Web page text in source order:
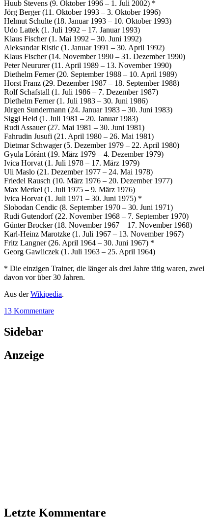
Huub Stevens (9. Oktober 1996 – 1. Juli 2002) *
Jörg Berger (11. Oktober 1993 – 3. Oktober 1996)
Helmut Schulte (18. Januar 1993 – 10. Oktober 1993)
Udo Lattek (1. Juli 1992 – 17. Januar 1993)
Klaus Fischer (1. Mai 1992 – 30. Juni 1992)
Aleksandar Ristic (1. Januar 1991 – 30. April 1992)
Klaus Fischer (14. November 1990 – 31. Dezember 1990)
Peter Neururer (11. April 1989 – 13. November 1990)
Diethelm Ferner (20. September 1988 – 10. April 1989)
Horst Franz (29. Dezember 1987 – 18. September 1988)
Rolf Schafstall (1. Juli 1986 – 7. Dezember 1987)
Diethelm Ferner (1. Juli 1983 – 30. Juni 1986)
Jürgen Sundermann (24. Januar 1983 – 30. Juni 1983)
Siggi Held (1. Juli 1981 – 20. Januar 1983)
Rudi Assauer (27. Mai 1981 – 30. Juni 1981)
Fahrudin Jusufi (21. April 1980 – 26. Mai 1981)
Dietmar Schwager (5. Dezember 1979 – 22. April 1980)
Gyula Lóránt (19. März 1979 – 4. Dezember 1979)
Ivica Horvat (1. Juli 1978 – 17. März 1979)
Uli Maslo (21. Dezember 1977 – 24. Mai 1978)
Friedel Rausch (10. März 1976 – 20. Dezember 1977)
Max Merkel (1. Juli 1975 – 9. März 1976)
Ivica Horvat (1. Juli 1971 – 30. Juni 1975) *
Slobodan Cendic (8. September 1970 – 30. Juni 1971)
Rudi Gutendorf (22. November 1968 – 7. September 1970)
Günter Brocker (18. November 1967 – 17. November 1968)
Karl-Heinz Marotzke (1. Juli 1967 – 13. November 1967)
Fritz Langner (26. April 1964 – 30. Juni 1967) *
Georg Gawliczek (1. Juli 1963 – 25. April 1964)
* Die einzigen Trainer, die länger als drei Jahre tätig waren, zwei
davon vor über 30 Jahren.
Aus derWikipedia.
13 Kommentare
Sidebar
Anzeige
Letzte Kommentare